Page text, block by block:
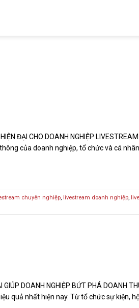
HIỆN ĐẠI CHO DOANH NGHIỆP
của doanh nghiệp, tổ chức và cá
chuyên nghiệp, livestream doanh nghiệp,
GIÚP DOANH NGHIỆP BỨT PHÁ
quả nhất hiện nay. Từ tổ chức sự kiện,